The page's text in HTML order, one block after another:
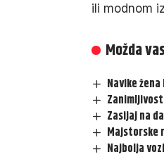
ili modnom
Možda
Navike
Zasijaj na
Majstorske
Najbolja